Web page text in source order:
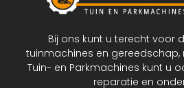
Bij ons kunt u terecht voor
tuinmachines en gereedschap,
Tuin- en Parkmachines kunt u
reparatie en